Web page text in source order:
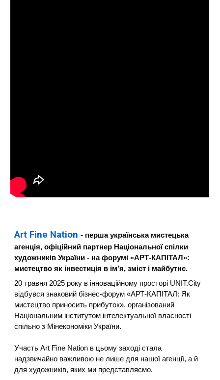
Art Fine Nation - перша українська мистецька
агенція, офіційний партнер Національної спілки
художників України - на форумі «АРТ-КАПІТАЛ»:
мистецтво як інвестиція в ім’я, зміст і майбутнє.
20 травня 2025 року в інноваційному просторі UNIT.City
відбувся знаковий бізнес-форум «АРТ-КАПІТАЛ: Як
мистецтво приносить прибуток», організований
Національним інститутом інтелектуальної власності
спільно з Мінекономіки України.
Участь Art Fine Nation в цьому заході стала
надзвичайно важливою не лише для нашої агенції, а й
для художників, яких ми представляємо.